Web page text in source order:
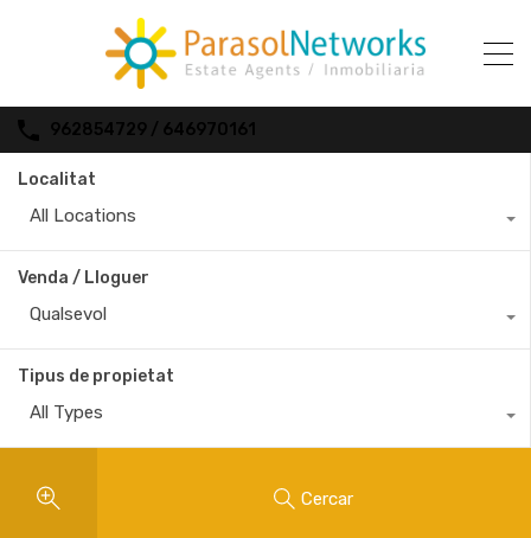
962854729 / 646970161
Localitat
All Locations
Venda / Lloguer
Qualsevol
Tipus de propietat
All Types
Cercar